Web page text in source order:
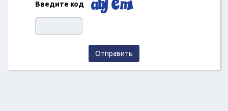
Введите код
Отправить